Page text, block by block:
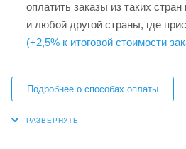
оплатить заказы из таких
и любой другой страны, где
(+2,5% к итоговой стоимости
Подробнее о способах оплаты